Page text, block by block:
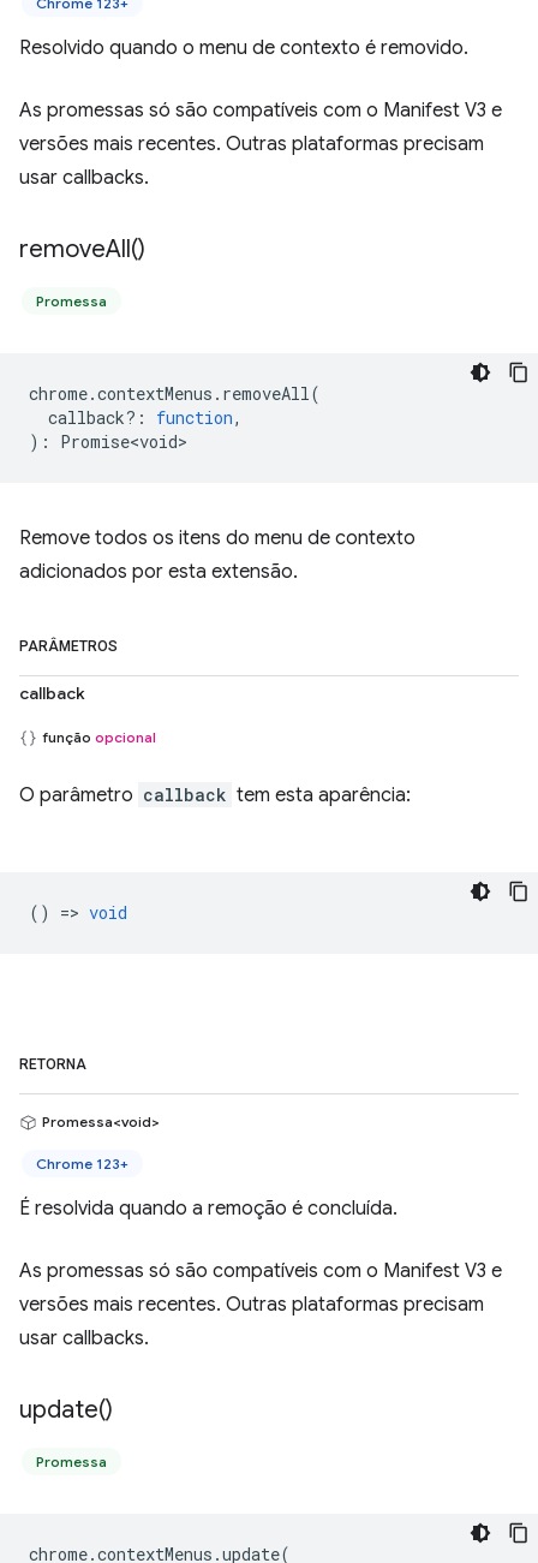
Resolvido quando o menu de contexto é removido.
As promessas só são compatíveis com o Manifest V3 e
versões mais recentes. Outras plataformas precisam
usar callbacks.
removeAll()
Promessa
chrome.contextMenus . removeAll(
callback? : function,
) : Promise<void>
Remove todos os itens do menu de contexto
adicionados por esta extensão.
PARÂMETROS
callback
função opcional
O parâmetro callback tem esta aparência:
() => void
RETORNA
Promessa<void>
Chrome 123+
É resolvida quando a remoção é concluída.
As promessas só são compatíveis com o Manifest V3 e
versões mais recentes. Outras plataformas precisam
usar callbacks.
update()
Promessa
chrome.contextMenus .update(